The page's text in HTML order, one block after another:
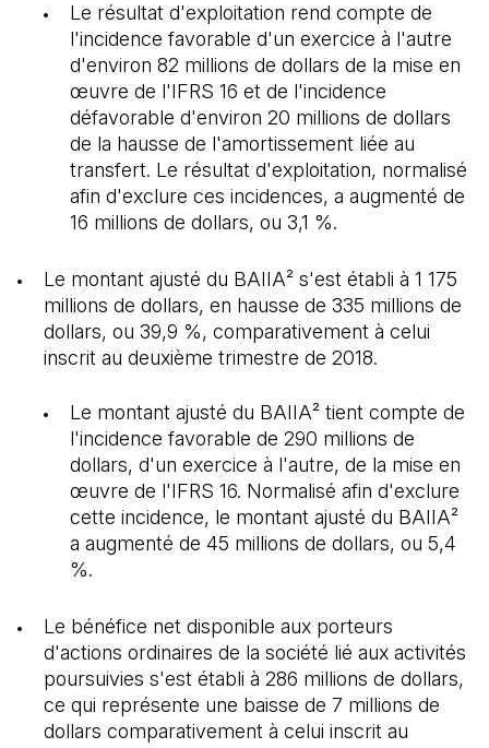
Le résultat d'exploitation rend compte de
l'incidence favorable d'un exercice à l'autre
d'environ 82 millions de dollars de la mise en
œuvre de l'IFRS 16 et de l'incidence
défavorable d'environ 20 millions de dollars
de la hausse de l'amortissement liée au
transfert. Le résultat d'exploitation, normalisé
afin d'exclure ces incidences, a augmenté de
16 millions de dollars, ou 3,1 %.
Le montant ajusté du BAIIA² s'est établi à 1 175
millions de dollars, en hausse de 335 millions de
dollars, ou 39,9 %, comparativement à celui
inscrit au deuxième trimestre de 2018.
Le montant ajusté du BAIIA² tient compte de
l'incidence favorable de 290 millions de
dollars, d'un exercice à l'autre, de la mise en
œuvre de l'IFRS 16. Normalisé afin d'exclure
cette incidence, le montant ajusté du BAIIA²
a augmenté de 45 millions de dollars, ou 5,4
%.
Le bénéfice net disponible aux porteurs
d'actions ordinaires de la société lié aux activités
poursuivies s'est établi à 286 millions de dollars,
ce qui représente une baisse de 7 millions de
dollars comparativement à celui inscrit au